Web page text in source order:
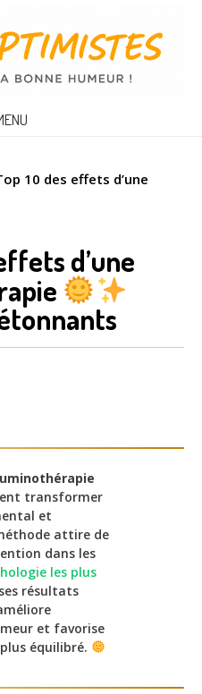
10 des effets d’une
d’une
transformer
et
attire de
dans les
les plus
résultats
et favorise
équilibré.